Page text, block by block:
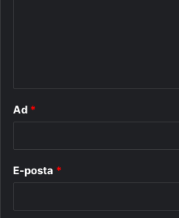
Ad *
E-posta *